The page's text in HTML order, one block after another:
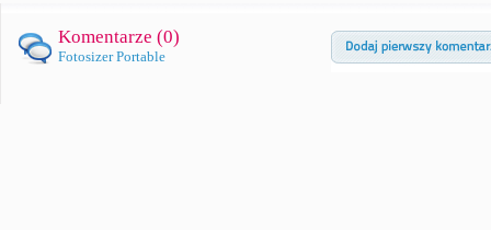
Komentarze (0)
Fotosizer Portable